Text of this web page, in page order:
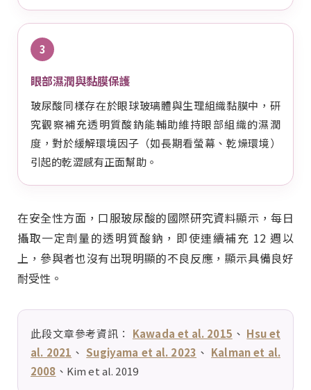
3
眼部濕潤與黏膜保護
玻尿酸同樣存在於眼球玻璃體與生理組織黏膜中，研
究觀察補充透明質酸鈉能輔助維持眼部組織的濕潤
度，對於緩解環境因子（如長期看螢幕、乾燥環境）
引起的乾澀感有正面幫助。
在安全性方面，口服玻尿酸的國際研究資料顯示，每日
攝取一定劑量的透明質酸鈉，即使連續補充 12 週以
上，參與者也沒有出現明顯的不良反應，顯示具備良好
耐受性。
此段文章參考資訊： Kawada et al. 2015 、 Hsu et
al. 2021 、Sugiyama et al. 2023 、 Kalman et al.
2008 、Kim et al. 2019